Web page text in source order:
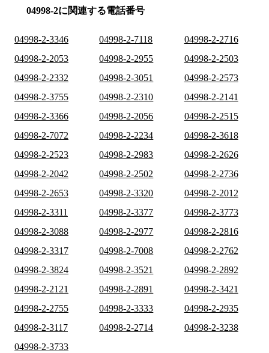
04998-2に関連する電話番号
04998-2-3346 04998-2-7118
04998-2-2716
04998-2-2053
04998-2-2955
04998-2-2503
04998-2-2332
04998-2-3051
04998-2-2573
04998-2-3755
04998-2-2310
04998-2-2141
04998-2-3366
04998-2-2056
04998-2-2515
04998-2-7072
04998-2-2234
04998-2-3618
04998-2-2523
04998-2-2983
04998-2-2626
04998-2-2042
04998-2-2502
04998-2-2736
04998-2-2653
04998-2-3320
04998-2-2012
04998-2-3311
04998-2-3377
04998-2-3773
04998-2-3088
04998-2-2977
04998-2-2816
04998-2-3317
04998-2-7008
04998-2-2762
04998-2-3824
04998-2-3521
04998-2-2892
04998-2-2121
04998-2-2891
04998-2-3421
04998-2-2755
04998-2-3333
04998-2-2935
04998-2-3117
04998-2-2714
04998-2-3238
04998-2-3733